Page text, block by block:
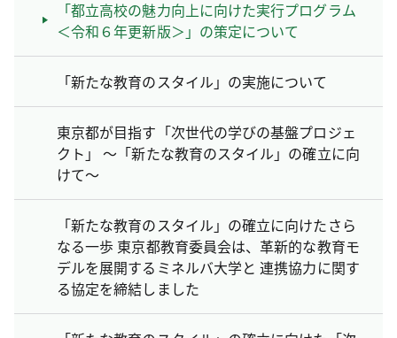
「都立高校の魅力向上に向けた実行プログラム
＜令和６年更新版＞」の策定について
「新たな教育のスタイル」の実施について
東京都が目指す「次世代の学びの基盤プロジェ
クト」 ～「新たな教育のスタイル」の確立に向
けて～
「新たな教育のスタイル」の確立に向けたさら
なる一歩 東京都教育委員会は、革新的な教育モ
デルを展開するミネルバ大学と 連携協力に関す
る協定を締結しました